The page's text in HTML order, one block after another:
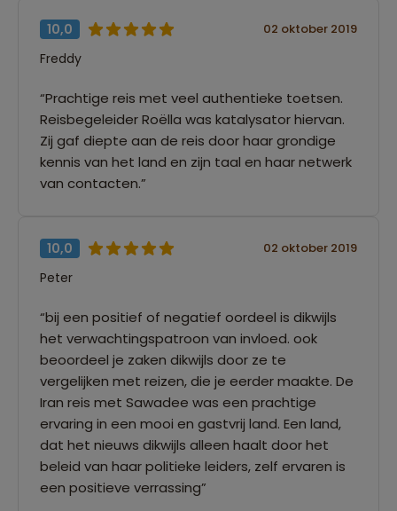
10,0 02 oktober 2019
Freddy
“Prachtige reis met veel authentieke toetsen.
Reisbegeleider Roëlla was katalysator hiervan.
Zij gaf diepte aan de reis door haar grondige
kennis van het land en zijn taal en haar netwerk
van contacten.”
10,0 02 oktober 2019
Peter
“bij een positief of negatief oordeel is dikwijls
het verwachtingspatroon van invloed. ook
beoordeel je zaken dikwijls door ze te
vergelijken met reizen, die je eerder maakte. De
Iran reis met Sawadee was een prachtige
ervaring in een mooi en gastvrij land. Een land,
dat het nieuws dikwijls alleen haalt door het
beleid van haar politieke leiders, zelf ervaren is
een positieve verrassing”